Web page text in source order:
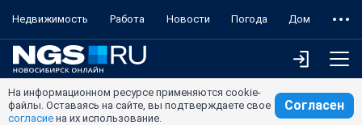
Недвижимость Работа Новости Погода Дом
На информационном ресурсе применяются cookie-
файлы. Оставаясь на сайте, вы подтверждаете свое
согласие на их использование.
Согласен